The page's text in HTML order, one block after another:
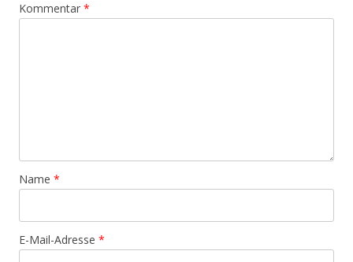
Kommentar *
Name *
E-Mail-Adresse *